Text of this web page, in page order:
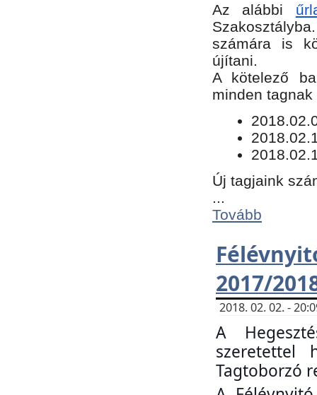
Az alábbi
számára is
újítani.
​A kötelező
minden
Új tagjaink
Tovább
2017/
2018. 02. 02. -
A
szeretettel
Tagtoborzó